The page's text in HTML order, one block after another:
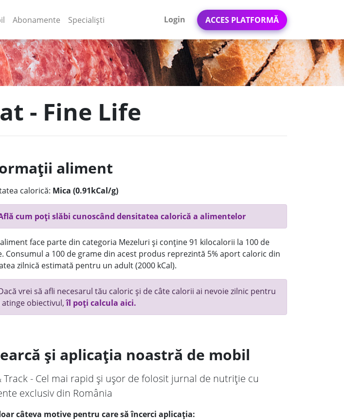
(current)
Abonamente Specialiști Login ACCES PLATFORMĂ
- Fine Life
aliment
calorică: Mica (0.91kCal/g)
cum poți slăbi cunoscând densitatea calorică a alimentelor
face parte din categoria Mezeluri și conține 91 kilocalorii la 100 de
Consumul a 100 de grame din acest produs reprezintă 5% aport caloric din
zilnică estimată pentru un adult (2000 kCal).
vrei să afli necesarul tău caloric și de câte calorii ai nevoie zilnic pentru
atinge obiectivul,îl poți calcula aici.
și aplicația noastră de mobil
Track - Cel mai rapid și ușor de folosit jurnal de nutriție cu
exclusiv din România
câteva motive pentru care să încerci aplicația: